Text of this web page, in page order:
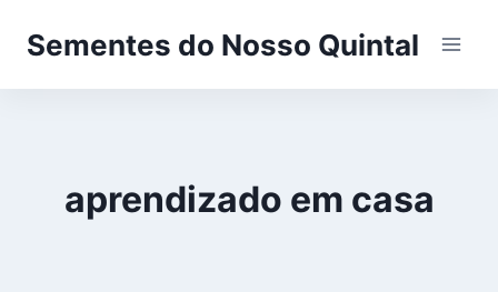
paraSementes do Nosso Quintal
aprendizado em casa